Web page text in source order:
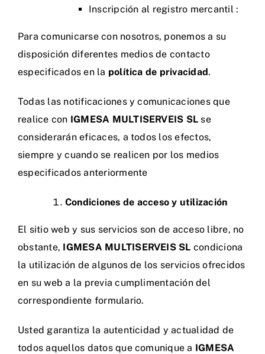
Inscripción al registro mercantil :
Para comunicarse con nosotros, ponemos a su
disposición diferentes medios de contacto
especificados en la política de privacidad.
Todas las notificaciones y comunicaciones que
realice con IGMESA MULTISERVEIS SL se
considerarán eficaces, a todos los efectos,
siempre y cuando se realicen por los medios
especificados anteriormente
Condiciones de acceso y utilización
El sitio web y sus servicios son de acceso libre, no
obstante, IGMESA MULTISERVEIS SL condiciona
la utilización de algunos de los servicios ofrecidos
en su web a la previa cumplimentación del
correspondiente formulario.
Usted garantiza la autenticidad y actualidad de
todos aquellos datos que comunique a IGMESA